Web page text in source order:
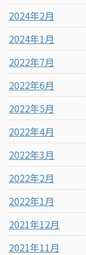
2024年2月
2024年1月
2022年7月
2022年6月
2022年5月
2022年4月
2022年3月
2022年2月
2022年1月
2021年12月
2021年11月